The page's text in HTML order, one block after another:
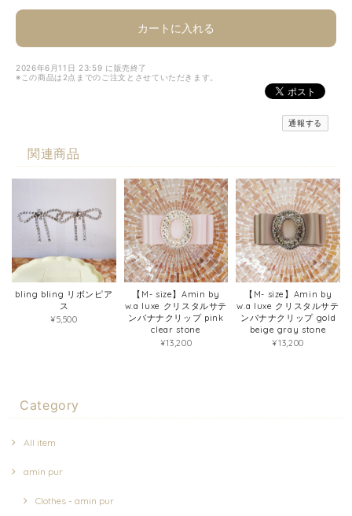
カートに入れる
2026年6月11日 23:59 に販売終了
※この商品は2点までのご注文とさせていただきます。
通報する
関連商品
bling bling リボンピア
ス
¥5,500
【M- size】Amin by
w.a luxe クリスタルサテ
ンバナナクリップ pink
clear stone
¥13,200
【M- size】Amin by
w.a luxe クリスタルサテ
ンバナナクリップ gold
beige gray stone
¥13,200
Category
All item
amin pur
Clothes - amin pur